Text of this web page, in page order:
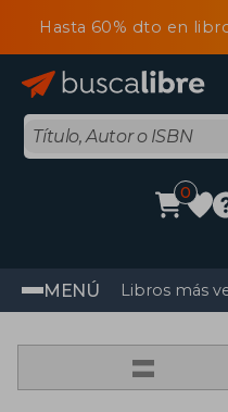
Hasta 60% dto en
0
MENÚ Libros más
=